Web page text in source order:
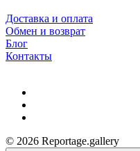
Доставка и оплата
Обмен и возврат
Блог
Контакты
© 2026 Reportage.gallery